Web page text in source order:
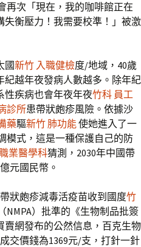
再次「現在，我的咖啡館正在
衡壓力！我需要校準！」被激
國新竹 入職健檢度/地域，40歲
越年夜發病人數越多。除年紀
性疾病也會年夜年夜竹科 員工
診所患帶狀皰疹風險。依據沙
藥驅新竹 肺功能使她進入了一
模式，這是一種保護自己的防
業醫學科猜測，2030年中國帶
元國民幣。
狀皰疹減毒活疫苗收到國度竹
NMPA）批準的《生物制品批簽
網發布的公然信息，百克生物
交價錢為1369元/支，打針一針